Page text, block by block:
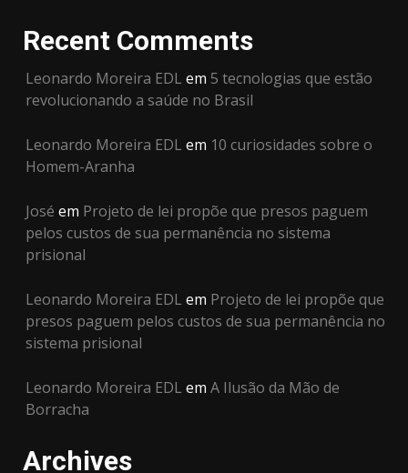
Recent Comments
Leonardo Moreira EDL em 5 tecnologias que estão
revolucionando a saúde no Brasil
Leonardo Moreira EDL em 10 curiosidades sobre o
Homem-Aranha
José em Projeto de lei propõe que presos paguem
pelos custos de sua permanência no sistema
prisional
Leonardo Moreira EDL em Projeto de lei propõe que
presos paguem pelos custos de sua permanência no
sistema prisional
Leonardo Moreira EDL em A Ilusão da Mão de
Borracha
Archives